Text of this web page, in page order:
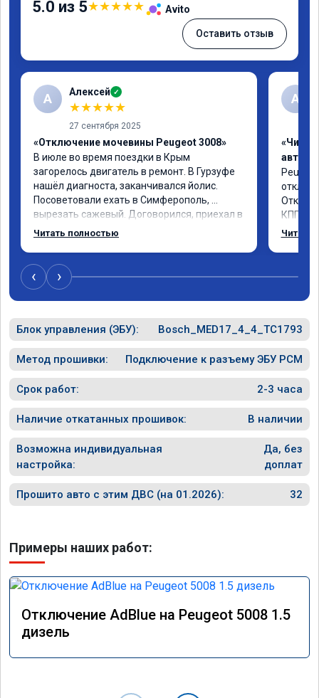
5.0 из 5★★★★★ Avito
Оставить отзыв
А Алексей ✓
★★★★★
27 сентября 2025
«Отключение мочевины Peugeot 3008»
В июле во время поездки в Крым
загорелось двигатель в ремонт. В Гурзуфе
нашёл диагноста, заканчивался йолис.
Посоветовали ехать в Симферополь,
вырезать сажевый. Договорился, приехал в
тот же день, в течение 4-х часов удалили,
поначалу смущал чёрный дым при пуске
двигателя и резком нажатии на педаль
газа, привык. Всё таки дизель. Два месяца
3008 2-поколение дизель 2,0 литра.
Читать полностью
А
«Чип
Отклик
КПП,
Читать
‹ ›
Блок управления (ЭБУ): Bosch_MED17_4_4_TC1793
Метод прошивки: Подключение к разъему ЭБУ PCM
Срок работ: 2-3 часа
Наличие откатанных прошивок: В наличии
Возможна индивидуальная
настройка:
Да, без
доплат
Прошито авто с этим ДВС (на 01.2026): 32
Примеры наших работ:
Отключение AdBlue на Peugeot 5008 1.5
дизель